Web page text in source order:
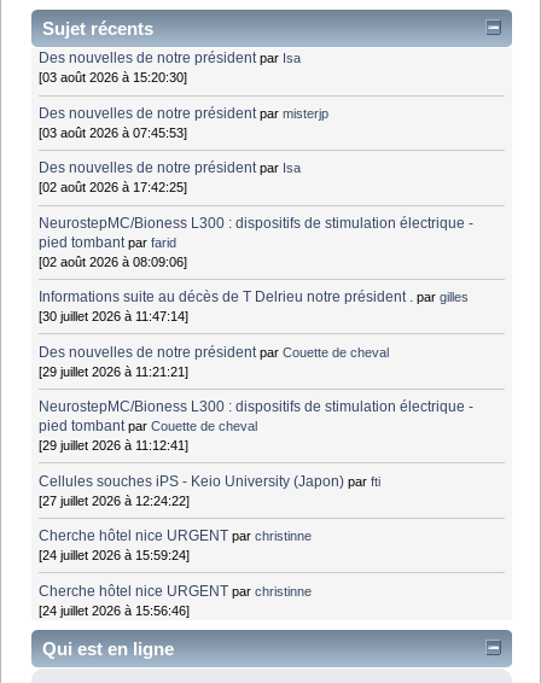
Sujet récents
Des nouvelles de notre président par Isa
[03 août 2026 à 15:20:30]
Des nouvelles de notre président parmisterjp
[03 août 2026 à 07:45:53]
Des nouvelles de notre président par Isa
[02 août 2026 à 17:42:25]
NeurostepMC/Bioness L300 : dispositifs de stimulation électrique -
pied tombant parfarid
[02 août 2026 à 08:09:06]
Informations suite au décès de T Delrieu notre président . pargilles
[30 juillet 2026 à 11:47:14]
Des nouvelles de notre président parCouette de cheval
[29 juillet 2026 à 11:21:21]
NeurostepMC/Bioness L300 : dispositifs de stimulation électrique -
pied tombant parCouette de cheval
[29 juillet 2026 à 11:12:41]
Cellules souches iPS - Keio University (Japon) parfti
[27 juillet 2026 à 12:24:22]
Cherche hôtel nice URGENT parchristinne
[24 juillet 2026 à 15:59:24]
Cherche hôtel nice URGENT parchristinne
[24 juillet 2026 à 15:56:46]
Qui est en ligne